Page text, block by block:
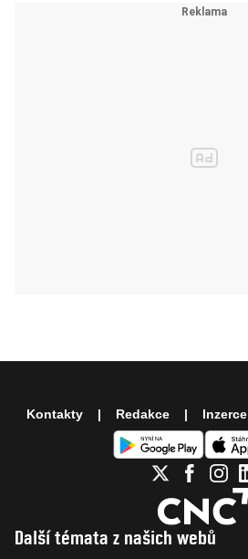
Další témata z našich webů
Kontakty Redakce Inzerce